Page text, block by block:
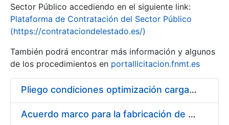
Erakutsi/Ezkutatu
Sector Público accediendo en el siguiente link:
Plataforma de Contratación del Sector Público
(https://contrataciondelestado.es/)
También podrá encontrar más información y algunos
de los procedimientos en portallicitacion.fnmt.es
Pliego condiciones optimización cargas compras firmado
Acuerdo marco para la fabricación de piezas